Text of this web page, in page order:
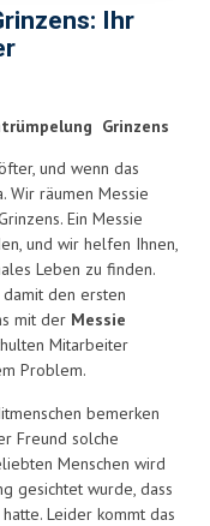
Ihr
Grinzens
und wenn das
Wir räumen Messie
Ein Messie
und wir helfen Ihnen,
Leben zu finden.
den ersten
mit der Messie
Mitarbeiter
Problem.
bemerken
Freund solche
Menschen wird
gesichtet wurde, dass
hatte. Leider kommt das